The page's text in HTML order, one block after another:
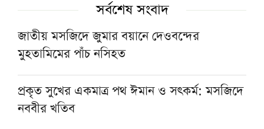
সর্বশেষ সংবাদ
জাতীয় মসজিদে জুমার বয়ানে দেওবন্দের
মুহতামিমের পাঁচ নসিহত
প্রকৃত সুখের একমাত্র পথ ঈমান ও সৎকর্ম: মসজিদে
নববীর খতিব